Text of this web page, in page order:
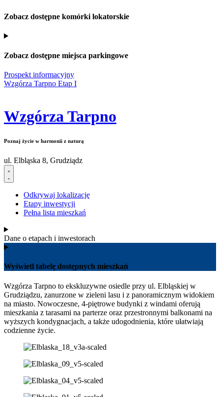
Zobacz dostępne komórki lokatorskie
Zobacz dostępne miejsca parkingowe
Prospekt informacyjny
Wzgórza Tarpno Etap I
Wzgórza Tarpno
Poznaj życie w harmonii z naturą
ul. Elbląska 8, Grudziądz
Odkrywaj lokalizację
Etapy inwestycji
Pełna lista mieszkań
Dane o etapach i inwestorach
Wyświetl tabelę dostępnych mieszkań
Wzgórza Tarpno to ekskluzywne osiedle przy ul. Elbląskiej w
Grudziądzu, zanurzone w zieleni lasu i z panoramicznym widokiem
na miasto. Nowoczesne, 4‑piętrowe budynki z windami oferują
mieszkania z tarasami na parterze oraz przestronnymi balkonami na
wyższych kondygnacjach, a także udogodnienia, które ułatwiają
codzienne życie.